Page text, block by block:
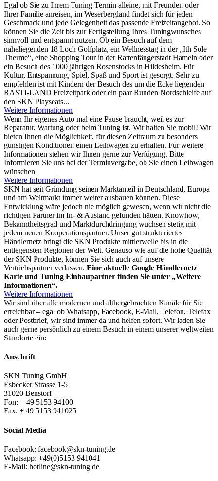
Egal ob Sie zu Ihrem Tuning Termin alleine, mit Freunden oder
Ihrer Familie anreisen, im Weserbergland findet sich für jeden
Geschmack und jede Gelegenheit das passende Freizeitangebot. So
können Sie die Zeit bis zur Fertigstellung Ihres Tuningwunsches
sinnvoll und entspannt nutzen. Ob ein Besuch auf dem
naheliegenden 18 Loch Golfplatz, ein Wellnesstag in der „Ith Sole
Therme“, eine Shopping Tour in der Rattenfängerstadt Hameln oder
ein Besuch des 1000 jährigen Rosenstocks in Hildesheim. Für
Kultur, Entspannung, Spiel, Spaß und Sport ist gesorgt. Sehr zu
empfehlen ist mit Kindern der Besuch des um die Ecke liegenden
RASTI-LAND Freizeitpark oder ein paar Runden Nordschleife auf
den SKN Playseats...
Weitere Informationen
Wenn Ihr eigenes Auto mal eine Pause braucht, weil es zur
Reparatur, Wartung oder beim Tuning ist. Wir halten Sie mobil! Wir
bieten Ihnen die Möglichkeit, für diesen Zeitraum zu besonders
günstigen Konditionen einen Leihwagen zu erhalten. Für weitere
Informationen stehen wir Ihnen gerne zur Verfügung. Bitte
Informieren Sie uns bei der Terminvergabe, ob Sie einen Leihwagen
wünschen.
Weitere Informationen
SKN hat seit Gründung seinen Marktanteil in Deutschland, Europa
und am Weltmarkt immer weiter ausbauen können. Diese
Entwicklung wäre jedoch nie möglich gewesen, wenn wir nicht die
richtigen Partner im In- & Ausland gefunden hätten. Knowhow,
Bekanntheitsgrad und Marktdurchdringung wuchsen stetig mit
jedem neuen Kooperationspartner. Unser gut strukturiertes
Händlernetz bringt die SKN Produkte mittlerweile bis in die
entlegensten Regionen der Welt. Genauso wie auf die hohe Qualität
der SKN Produkte, können Sie sich auch auf unsere
Vertriebspartner verlassen. Eine aktuelle Google Händlernetz
Karte und Tuning Einbaupartner finden Sie unter „Weitere
Informationen“.
Weitere Informationen
Wir sind über alle modernen und althergebrachten Kanäle für Sie
erreichbar – egal ob Whatsapp, Facebook, E-Mail, Telefon, Telefax
oder Postbrief, wir sind immer da und helfen sofort. Wir laden Sie
auch gerne persönlich zu einem Besuch in einem unserer weltweiten
Standorte ein:
Anschrift
SKN Tuning GmbH
Esbecker Strasse 1-5
31020 Benstorf
Fon: + 49 5153 94100
Fax: + 49 5153 941025
Social Media
Facebook: facebook@skn-tuning.de
Whatsapp: +49(0)5153 941041
E-Mail: hotline@skn-tuning.de